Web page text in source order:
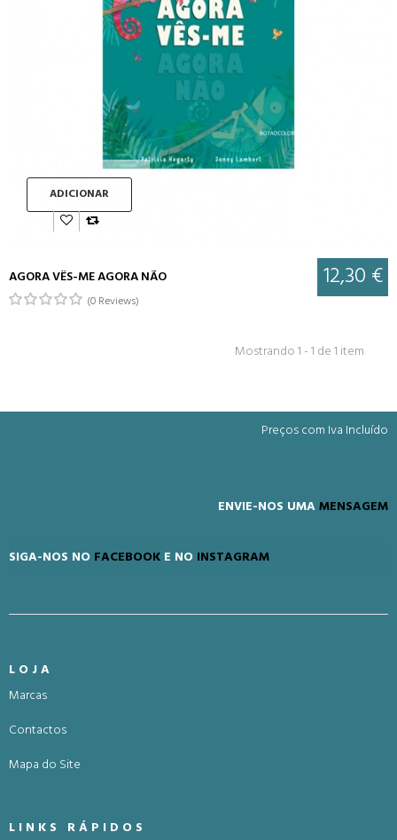
ADICIONAR
AGORA VÊS-ME AGORA NÃO 12,30 €
(0 Reviews)
Mostrando 1 - 1 de 1 item
Preços com Iva Incluído
ENVIE-NOS UMAMENSAGEM
SIGA-NOS NO FACEBOOK E NO INSTAGRAM
LOJA
Marcas
Contactos
Mapa do Site
LINKS RÁPIDOS